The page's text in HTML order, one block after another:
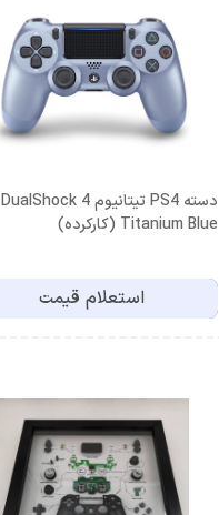
دسته PS4 تیتانیوم DualShock 4
Titanium Blue (کارکرده)
استعلام قیمت